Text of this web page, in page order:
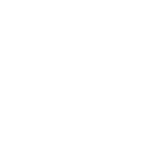
und Käse